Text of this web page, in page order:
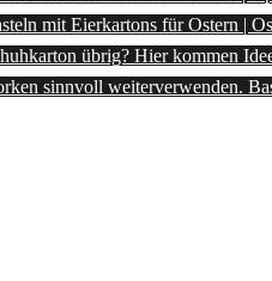
mit Eierkartons für Ostern |
übrig? Hier kommen
sinnvoll weiterverwenden.